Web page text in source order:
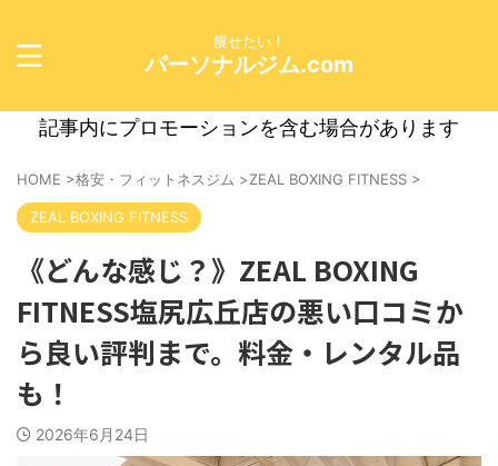
痩せたい！
パーソナルジム.com
記事内にプロモーションを含む場合があります
HOME >格安・フィットネスジム >ZEAL BOXING FITNESS >
ZEAL BOXING FITNESS
《どんな感じ？》ZEAL BOXING
FITNESS塩尻広丘店の悪い口コミか
ら良い評判まで。料金・レンタル品
も！
2026年6月24日